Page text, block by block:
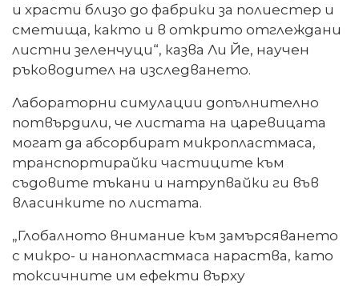
и храсти близо до фабрики за полиестер и
сметища, както и в открито отглеждани
листни зеленчуци“, казва Ли Йе, научен
ръководител на изследването.
Лабораторни симулации допълнително
потвърдили, че листата на царевицата
могат да абсорбират микропластмаса,
транспортирайки частиците към
съдовите тъкани и натрупвайки ги във
власинките по листата.
„Глобалното внимание към замърсяването
с микро- и нанопластмаса нараства, като
токсичните им ефекти върху